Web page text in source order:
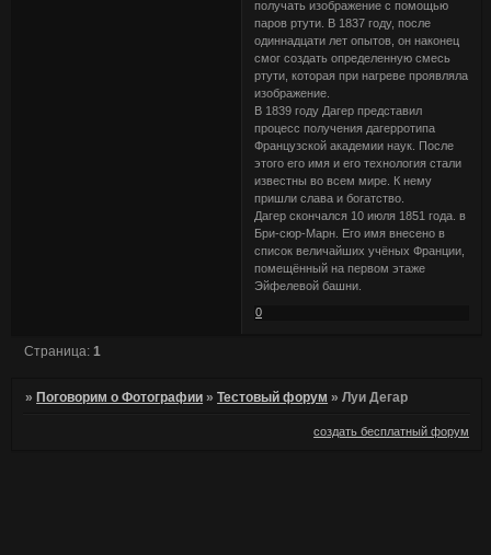
получать изображение с помощью
паров ртути. В 1837 году, после
одиннадцати лет опытов, он наконец
смог создать определенную смесь
ртути, которая при нагреве проявляла
изображение.
В 1839 году Дагер представил
процесс получения дагерротипа
Французской академии наук. После
этого его имя и его технология стали
известны во всем мире. К нему
пришли слава и богатство.
Дагер скончался 10 июля 1851 года. в
Бри-сюр-Марн. Его имя внесено в
список величайших учёных Франции,
помещённый на первом этаже
Эйфелевой башни.
0
Страница:1
»Поговорим о Фотографии »Тестовый форум »Луи Дегар
создать бесплатный форум